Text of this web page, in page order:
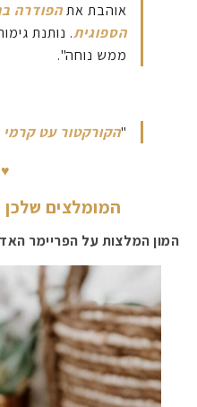
אוהבת אתהפודרה
הספוגית. נותנת
ממש נוחה".
"הקורקטור עט קרמי
המומלצים שלכן
המון המלצות על הפריימר